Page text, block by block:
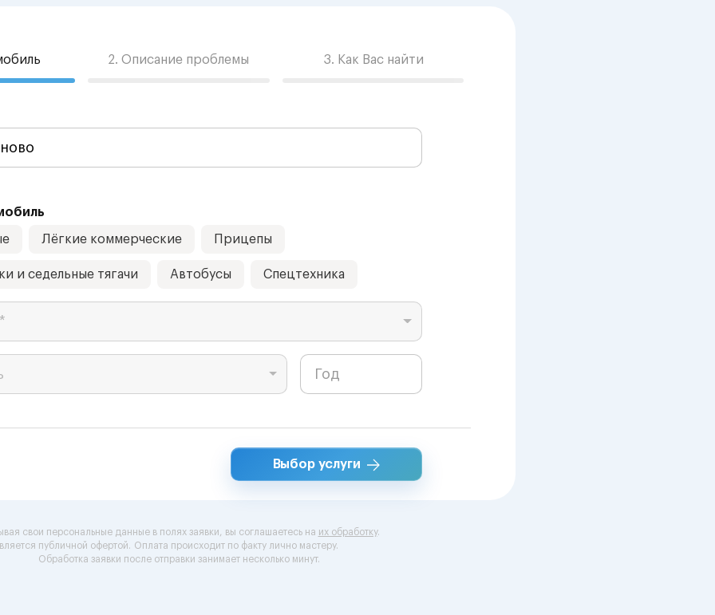
2. Описание проблемы 3. Как Вас найти
Лёгкие коммерческие Прицепы
и седельные тягачи Автобусы Спецтехника
Выбор услуги
свои персональные данные в полях заявки, вы соглашаетесь на их обработку.
публичной офертой. Оплата происходит по факту лично мастеру.
Обработка заявки после отправки занимает несколько минут.